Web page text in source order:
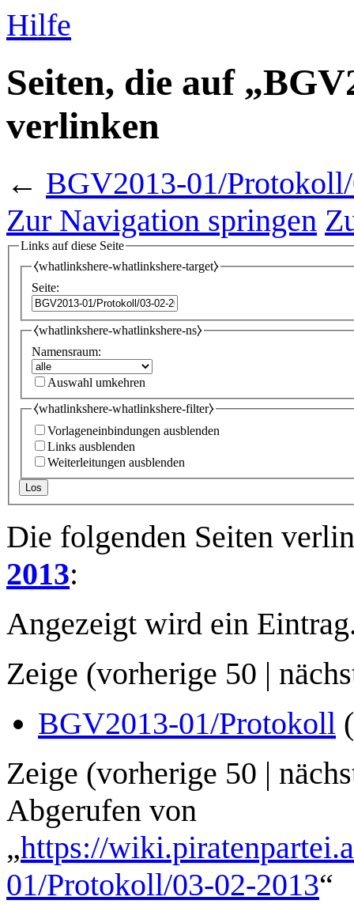
Hilfe
Seiten, die auf
verlinken
← BGV2013-01/
Zur Navigation springen
Links auf diese Seite
⧼whatlinkshere-whatlinkshere-target⧽
Seite:
⧼whatlinkshere-whatlinkshere-ns⧽
Namensraum:
Auswahl umkehren
⧼whatlinkshere-whatlinkshere-filter⧽
Vorlageneinbindungen ausblenden
Links ausblenden
Weiterleitungen ausblenden
Los
Die folgenden Seiten
2013:
Angezeigt wird ein
Zeige (vorherige 50 |
BGV2013-01/Protokoll (
Zeige (vorherige 50 |
Abgerufen von
„https://
01/Protokoll/03-02-2013“